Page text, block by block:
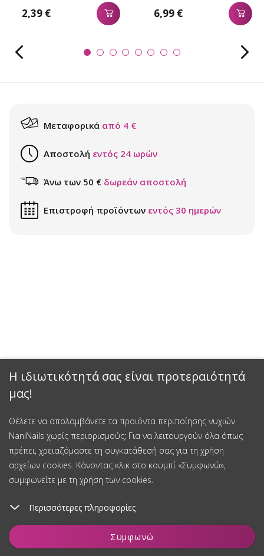
Η ιδιωτικότητά σας είναι προτεραιότητά
μας!
Θέλετε να απολαμβάνετε τα προϊόντα περιποίησης νυχιών
NaniNails χωρίς περιορισμούς; Για να λειτουργούν όλα όπως
πρέπει, χρειαζόμαστε τη συγκατάθεσή σας για τη χρήση
αρχείων cookies. Κάνοντας κλικ στο κουμπί «Συμφωνώ»,
συμφωνείτε με τη χρήση των cookies.
Περισσότερες πληροφορίες
Συμφωνώ
Προσθήκη στο καλάθι
2,39 € 6,99 €
Μεταφορικά από 4 €
Αποστολή εντός 24 ωρών
Άνω των 50 € δωρεάν αποστολή
Επιστροφή προϊόντων εντός 30 ημερών